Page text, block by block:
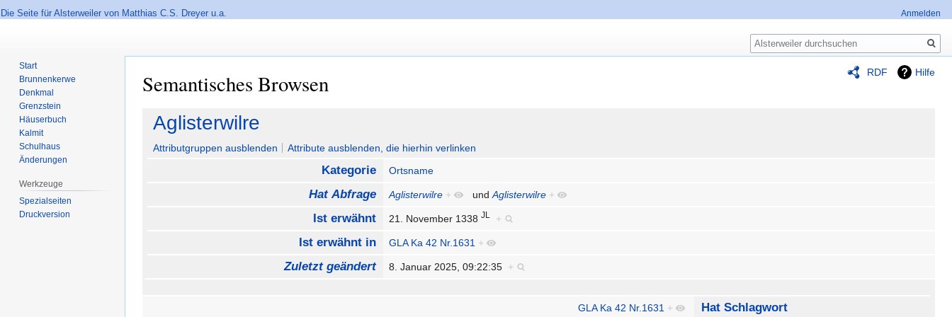
Die Seite für Alsterweiler von Matthias C.S. Dreyer u.a.
RDF Hilfe
Semantisches Browsen
Navigation
springen
Suche
springen
Aglisterwilre
Attributgruppen ausblenden Attribute ausblenden, die hierhin verlinken
Kategorie Ortsname
Hat Abfrage Aglisterwilre + undAglisterwilre +
Ist erwähnt 21. November 1338JL +
Ist erwähnt in GLA Ka 42 Nr.1631 +
Zuletzt geändert 8. Januar 2025, 09:22:35 +
GLA Ka 42 Nr.1631 + Hat Schlagwort
Anmelden
Suche
Start
Brunnenkerwe
Denkmal
Grenzstein
Häuserbuch
Kalmit
Schulhaus
Änderungen
Werkzeuge
Spezialseiten
Druckversion